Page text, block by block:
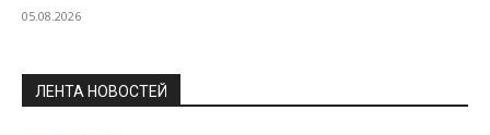
05.08.2026
ЛЕНТА НОВОСТЕЙ